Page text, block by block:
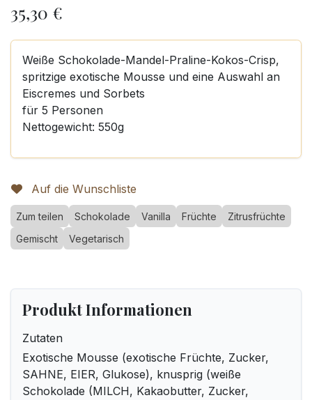
35,30 €
Weiße Schokolade-Mandel-Praline-Kokos-Crisp,
spritzige exotische Mousse und eine Auswahl an
Eiscremes und Sorbets
für 5 Personen
Nettogewicht: 550g
Auf die Wunschliste
Zum teilen Schokolade Vanilla Früchte
Zitrusfrüchte
Gemischt
Vegetarisch
Produkt Informationen
Zutaten
Exotische Mousse (exotische Früchte, Zucker,
SAHNE, EIER, Glukose), knusprig (weiße
Schokolade (MILCH, Kakaobutter, Zucker,